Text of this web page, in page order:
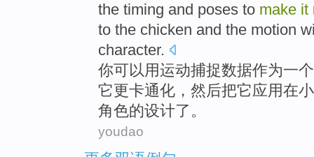
the timing and poses to make it
to the chicken and the motion
character.
你可以用运动捕捉数据作为一个
它更卡通化， 然后把它应用在
角色的设计了。
youdao